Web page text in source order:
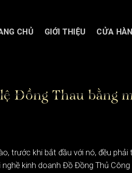
CHỦ GIỚI THIỆU CỬA
Đồng Thau bằng
trước khi bắt đầu với nó, đều
kinh doanh Đồ Đồng Thủ